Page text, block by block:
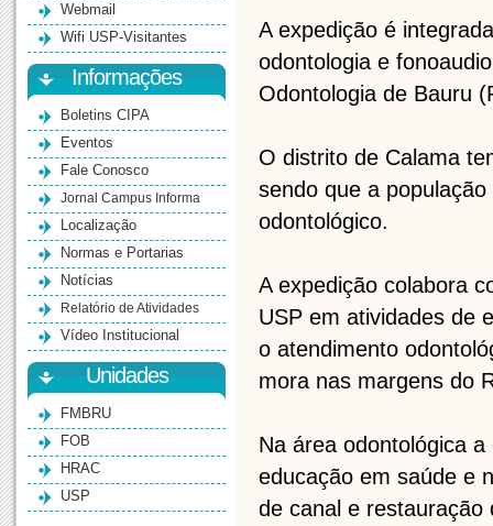
Webmail
Wifi USP-Visitantes
Informações
Boletins CIPA
Eventos
Fale Conosco
Jornal Campus Informa
Localização
Normas e Portarias
Notícias
Relatório de Atividades
Vídeo Institucional
Unidades
FMBRU
FOB
HRAC
USP
A expedição é
odontologia e
Odontologia de Bauru
O distrito de Calama
sendo que a
odontológico.
A expedição colabora
USP em atividades de
o atendimento
mora nas margens do
Na área odontológica
educação em saúde e
de canal e restauração